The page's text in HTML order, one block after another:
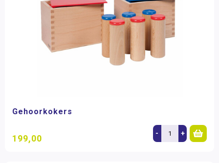
Gehoorkokers
199,00 - +